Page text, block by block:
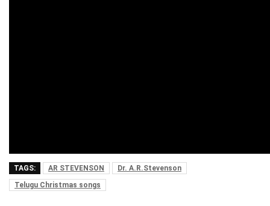
TAGS: AR STEVENSON
Dr. A.R.Stevenson
Telugu Christmas songs